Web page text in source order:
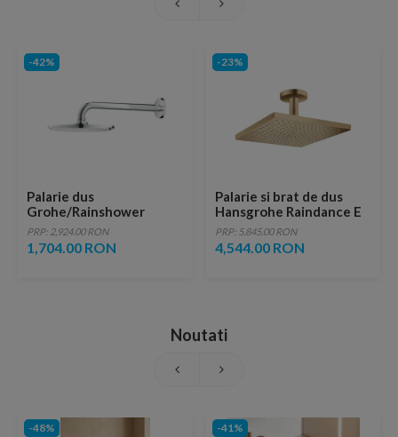
-42%
Palarie dus
Grohe/Rainshower
Cosmopolitan 21 cm cu
brat 28,6 cm
PRP: 2,924.00 RON
1,704.00 RON
-23%
Palarie si brat de dus
Hansgrohe Raindance E
300 Air bronz periat
PRP: 5,845.00 RON
4,544.00 RON
Noutati
-48% -41%